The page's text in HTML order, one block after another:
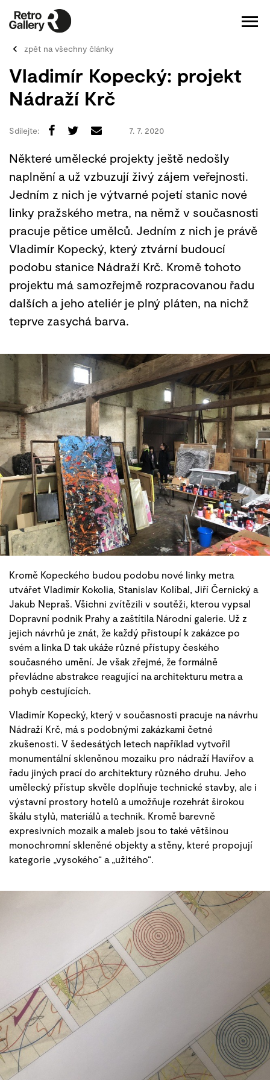
zpět na všechny články
Vladimír Kopecký: projekt
Nádraží Krč
Sdílejte: 7. 7. 2020
Některé umělecké projekty ještě nedošly
naplnění a už vzbuzují živý zájem veřejnosti.
Jedním z nich je výtvarné pojetí stanic nové
linky pražského metra, na němž v současnosti
pracuje pětice umělců. Jedním z nich je právě
Vladimír Kopecký, který ztvární budoucí
podobu stanice Nádraží Krč. Kromě tohoto
projektu má samozřejmě rozpracovanou řadu
dalších a jeho ateliér je plný pláten, na nichž
teprve zasychá barva.
Kromě Kopeckého budou podobu nové linky metra
utvářet Vladimír Kokolia, Stanislav Kolíbal, Jiří Černický a
Jakub Nepraš. Všichni zvítězili v soutěži, kterou vypsal
Dopravní podnik Prahy a zaštítila Národní galerie. Už z
jejich návrhů je znát, že každý přistoupí k zakázce po
svém a linka D tak ukáže různé přístupy českého
současného umění. Je však zřejmé, že formálně
převládne abstrakce reagující na architekturu metra a
pohyb cestujících.
Vladimír Kopecký, který v současnosti pracuje na návrhu
Nádraží Krč, má s podobnými zakázkami četné
zkušenosti. V šedesátých letech například vytvořil
monumentální skleněnou mozaiku pro nádraží Havířov a
řadu jiných prací do architektury různého druhu. Jeho
umělecký přístup skvěle doplňuje technické stavby, ale i
výstavní prostory hotelů a umožňuje rozehrát širokou
škálu stylů, materiálů a technik. Kromě barevně
expresivních mozaik a maleb jsou to také většinou
monochromní skleněné objekty a stěny, které propojují
kategorie „vysokého“ a „užitého“.